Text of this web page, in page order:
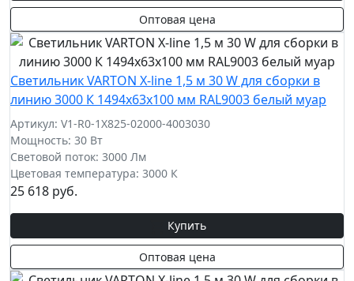
Оптовая цена
Cветильник VARTON X-line 1,5 м 30 W для сборки в
линию 3000 К 1494x63x100 мм RAL9003 белый муар
Артикул: V1-R0-1X825-02000-4003030
Мощность: 30 Вт
Световой поток: 3000 Лм
Цветовая температура: 3000 К
25 618 руб.
Купить
Оптовая цена